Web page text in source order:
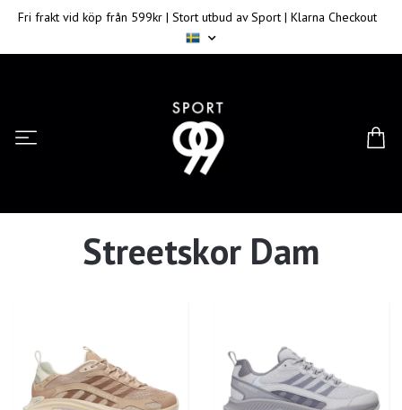
Fri frakt vid köp från 599kr | Stort utbud av Sport | Klarna Checkout
Streetskor Dam